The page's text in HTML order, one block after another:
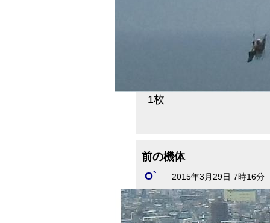
1枚
前の機体
O`
2015年3月29日 7時16分